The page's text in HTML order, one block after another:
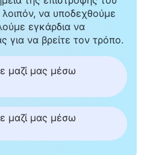
να υποδεχθούμε
εγκάρδια να
για να βρείτε τον τρόπο.
μαζί μας μέσω
μαζί μας μέσω